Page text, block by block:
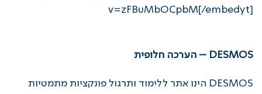
v=zFBuMbOCpbM[/embedyt]
DESMOS – הערכה חלופית
DESMOS הינו אתר ללימוד ותרגול פונקציות מתמטיות